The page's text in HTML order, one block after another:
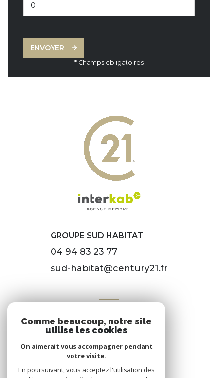
ENVOYER
* Champs obligatoires
GROUPE SUD HABITAT
04 94 83 23 77
sud-habitat@century21.fr
Espace propriétaire
Comme beaucoup, notre site
utilise les cookies
On aimerait vous accompagner pendant
votre visite.
En poursuivant, vous acceptez l'utilisation des